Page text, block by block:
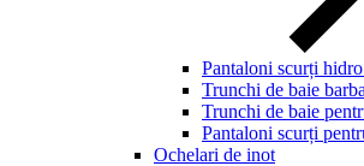
Pantaloni scurți
Trunchi de baie
Trunchi de baie
Pantaloni scurți
Ochelari de inot